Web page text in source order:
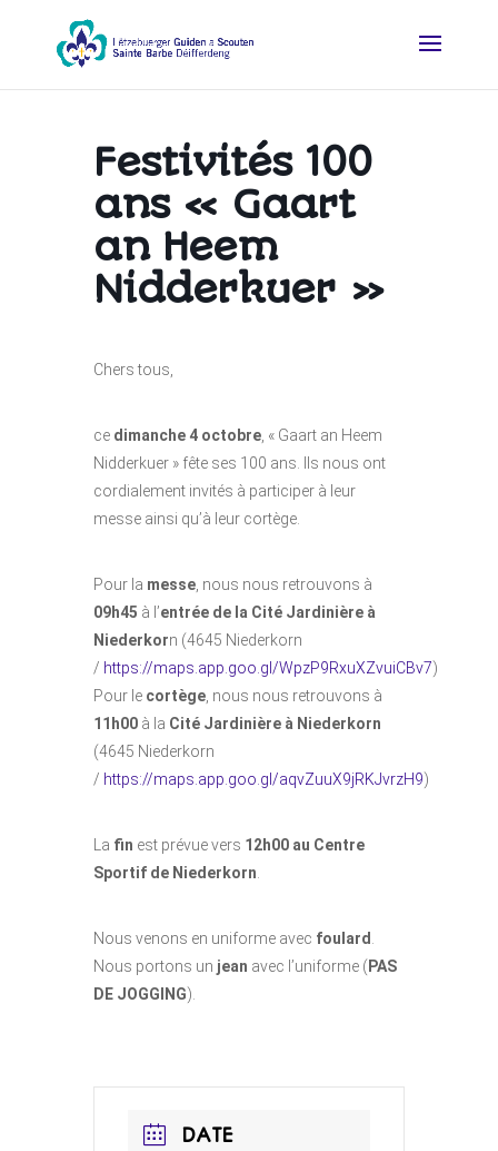
Festivités 100
ans « Gaart
an Heem
Nidderkuer »
Chers tous,
ce dimanche 4 octobre , « Gaart an Heem
Nidderkuer » fête ses 100 ans. Ils nous ont
cordialement invités à participer à leur
messe ainsi qu’à leur cortège.
Pour la messe , nous nous retrouvons à
09h45 à l’entrée de la Cité Jardinière à
Niederkorn (4645 Niederkorn
/ https://maps.app.goo.gl/WpzP9RxuXZvuiCBv7)
Pour le cortège , nous nous retrouvons à
11h00 à la Cité Jardinière à Niederkorn
(4645 Niederkorn
/ https://maps.app.goo.gl/aqvZuuX9jRKJvrzH9)
La fin est prévue vers 12h00 au Centre
Sportif de Niederkorn
Nous venons en uniforme avec foulard
Nous portons un jean avec l’uniforme ( PAS
DE JOGGING).
DATE